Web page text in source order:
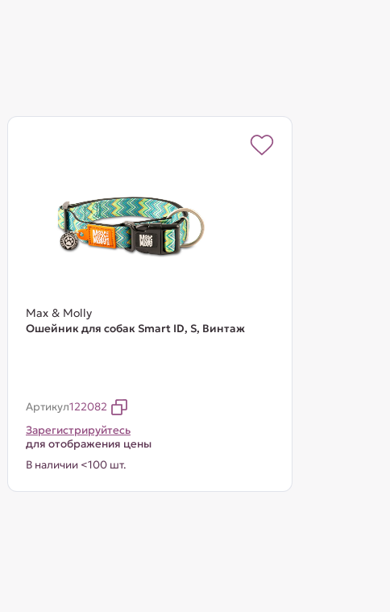
Max & Molly
Ошейник для собак Smart ID, S, Винтаж
Артикул122082
Зарегистрируйтесь
для отображения цены
В наличии <100 шт.